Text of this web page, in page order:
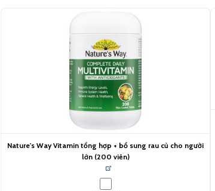
Nature's Way Vitamin tổng hợp + bổ sung rau củ cho người
lớn (200 viên)